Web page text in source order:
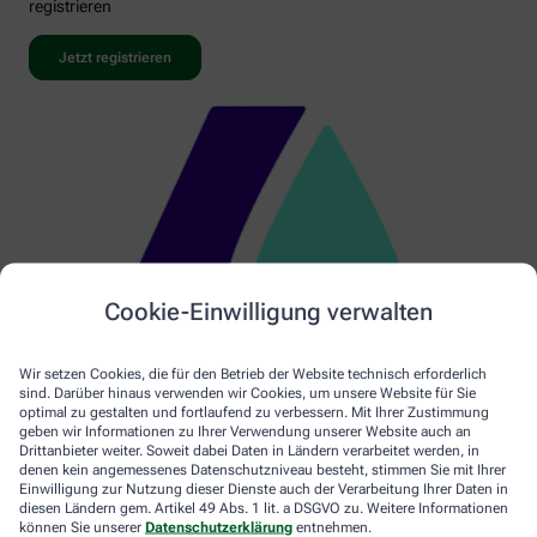
Cookie-Einwilligung verwalten
Wir setzen Cookies, die für den Betrieb der Website technisch erforderlich
sind. Darüber hinaus verwenden wir Cookies, um unsere Website für Sie
optimal zu gestalten und fortlaufend zu verbessern. Mit Ihrer Zustimmung
geben wir Informationen zu Ihrer Verwendung unserer Website auch an
Drittanbieter weiter. Soweit dabei Daten in Ländern verarbeitet werden, in
denen kein angemessenes Datenschutzniveau besteht, stimmen Sie mit Ihrer
Einwilligung zur Nutzung dieser Dienste auch der Verarbeitung Ihrer Daten in
diesen Ländern gem. Artikel 49 Abs. 1 lit. a DSGVO zu. Weitere Informationen
können Sie unserer Datenschutzerklärung entnehmen.
registrieren
Jetzt registrieren